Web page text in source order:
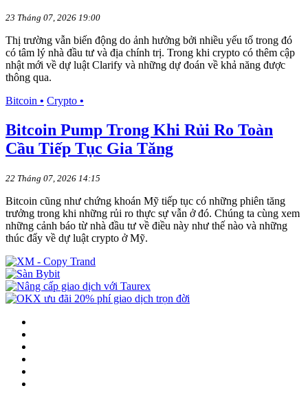
23 Tháng 07, 2026 19:00
Thị trường vẫn biến động do ảnh hưởng bởi nhiều yếu tố trong đó
có tâm lý nhà đầu tư và địa chính trị. Trong khi crypto có thêm cập
nhật mới về dự luật Clarify và những dự đoán về khả năng được
thông qua.
Bitcoin • Crypto •
Bitcoin Pump Trong Khi Rủi Ro Toàn
Cầu Tiếp Tục Gia Tăng
22 Tháng 07, 2026 14:15
Bitcoin cũng như chứng khoán Mỹ tiếp tục có những phiên tăng
trưởng trong khi những rủi ro thực sự vẫn ở đó. Chúng ta cùng xem
những cảnh báo từ nhà đầu tư về điều này như thế nào và những
thúc đẩy về dự luật crypto ở Mỹ.